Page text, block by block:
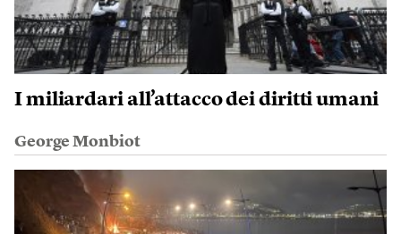
I miliardari all’attacco dei diritti umani
George Monbiot